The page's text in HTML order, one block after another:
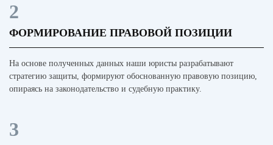
2
ФОРМИРОВАНИЕ ПРАВОВОЙ ПОЗИЦИИ
На основе полученных данных наши юристы разрабатывают
стратегию защиты, формируют обоснованную правовую позицию,
опираясь на законодательство и судебную практику.
3